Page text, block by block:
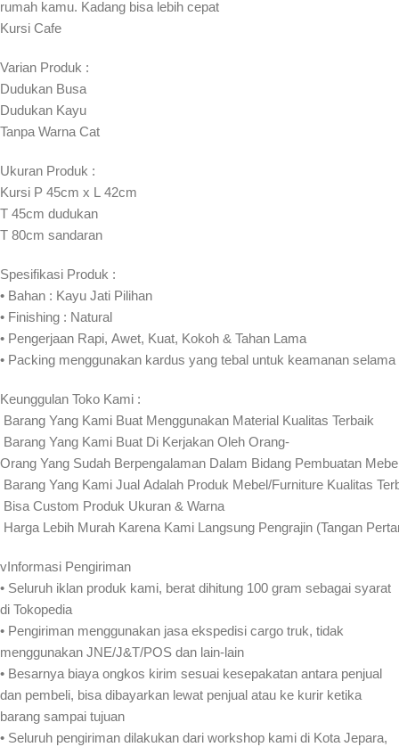
rumah kamu. Kadang bisa lebih cepat⁣⁣
Kursi Cafe
Varian Produk :
Dudukan Busa
Dudukan Kayu
Tanpa Warna Cat
Ukuran Produk :
Kursi P 45cm x L 42cm
T 45cm dudukan
T 80cm sandaran
Spesifikasi Produk :
• Bahan : Kayu Jati Pilihan
• Finishing : Natural
• Pengerjaan Rapi, Awet, Kuat, Kokoh & Tahan Lama
• Packing menggunakan kardus yang tebal untuk keamanan
Keunggulan Toko Kami :
️ Barang Yang Kami Buat Menggunakan Material Kualitas Terbaik
️ Barang Yang Kami Buat Di Kerjakan Oleh Orang-
Orang Yang Sudah Berpengalaman Dalam Bidang Pembuatan
Barang Yang Kami Jual Adalah Produk Mebel/Furniture Kualitas
️ Bisa Custom Produk Ukuran & Warna
Harga Lebih Murah Karena Kami Langsung Pengrajin (Tangan
vInformasi Pengiriman
• Seluruh iklan produk kami, berat dihitung 100 gram sebagai syarat
di Tokopedia
• Pengiriman menggunakan jasa ekspedisi cargo truk, tidak
menggunakan JNE/J&T/POS dan lain-lain
• Besarnya biaya ongkos kirim sesuai kesepakatan antara penjual
dan pembeli, bisa dibayarkan lewat penjual atau ke kurir ketika
barang sampai tujuan
• Seluruh pengiriman dilakukan dari workshop kami di Kota Jepara,